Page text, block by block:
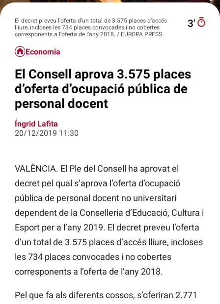
El decret preveu l'oferta d'un total de 3.575 places d'accés
lliure, incloses les 734 places convocades i no cobertes
corresponents a l'oferta de l'any 2018. / EUROPA PRESS
3′
Economia
El Consell aprova 3.575 places
d’oferta d’ocupació pública de
personal docent
Íngrid Lafita
20/12/2019 11:30
VALÈNCIA. El Ple del Consell ha aprovat el
decret pel qual s’aprova l’oferta d’ocupació
pública de personal docent no universitari
dependent de la Conselleria d’Educació, Cultura i
Esport per a l’any 2019. El decret preveu l’oferta
d’un total de 3.575 places d’accés lliure, incloses
les 734 places convocades i no cobertes
corresponents a l’oferta de l’any 2018.
Pel que fa als diferents cossos, s’oferiran 2.771